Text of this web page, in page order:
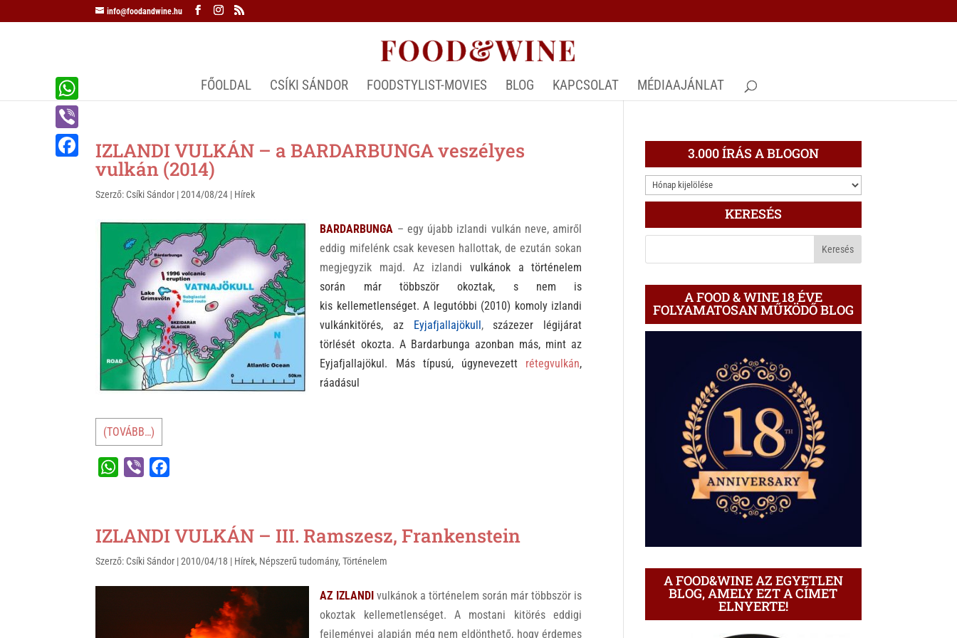
info@foodandwine.hu
FŐOLDAL CSÍKI SÁNDOR FOODSTYLIST-MOVIES BLOG KAPCSOLAT MÉDIAAJÁNLAT
IZLANDI VULKÁN – a BARDARBUNGA veszélyes
vulkán (2014)
Szerző: Csíki Sándor |2014/08/24 | Hírek
BARDARBUNGA – egy újabb izlandi vulkán neve, amiről
eddig mifelénk csak kevesen hallottak, de ezután sokan
megjegyzik majd. Az izlandi vulkánok a történelem
során már többször okoztak, s nem is
kis kellemetlenséget. A legutóbbi (2010) komoly izlandi
vulkánkitörés, az Eyjafjallajökull,százezer légijárat
törlését okozta. A Bardarbunga azonban más, mint az
Eyjafjallajökul. Más típusú, úgynevezett rétegvulkán,
ráadásul
(TOVÁBB…)
W
t
s
A
p
e
r
e
o
o
W
h
a
V
IZLANDI VULKÁN – III. Ramszesz, Frankenstein
Szerző: Csíki Sándor |2010/04/18 | Hírek, Népszerű tudomány,Történelem
AZ IZLANDIvulkánok a történelem során már többször is
okoztak kellemetlenséget. A mostani kitörés eddigi
fejleményei alapján még nem eldönthető, hogy érdemes
3.000 ÍRÁS A BLOGON
3.000
ÍRÁS
BLOGON
KERESÉS
A FOOD & WINE 18 ÉVE
FOLYAMATOSAN MŰKÖDŐ BLOG
A FOOD&WINE AZ EGYETLEN
BLOG, AMELY EZT A CÍMET
ELNYERTE!